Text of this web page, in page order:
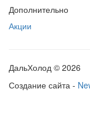
Дополнительно
Акции
ДальХолод © 2026
Создание сайта -